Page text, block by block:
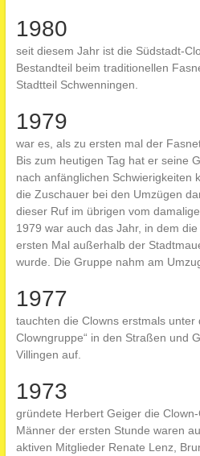
1980
seit diesem Jahr ist die Südstadt-
Bestandteil beim traditionellen
Stadtteil Schwenningen.
1979
war es, als zu ersten mal der
Bis zum heutigen Tag hat er seine
nach anfänglichen Schwierigkeiten
die Zuschauer bei den Umzügen
dieser Ruf im übrigen vom
1979 war auch das Jahr, in dem
ersten Mal außerhalb der
wurde. Die Gruppe nahm am
1977
tauchten die Clowns erstmals unter
Clowngruppe“ in den Straßen und
Villingen auf.
1973
gründete Herbert Geiger die
Männer der ersten Stunde waren
aktiven Mitglieder Renate Lenz,